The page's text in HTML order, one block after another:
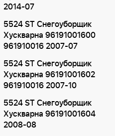
2014-07
5524 ST Снегоуборщик
Хускварна 96191001600
961910016 2007-07
5524 ST Снегоуборщик
Хускварна 96191001602
961910016 2007-10
5524 ST Снегоуборщик
Хускварна 96191001604
2008-08